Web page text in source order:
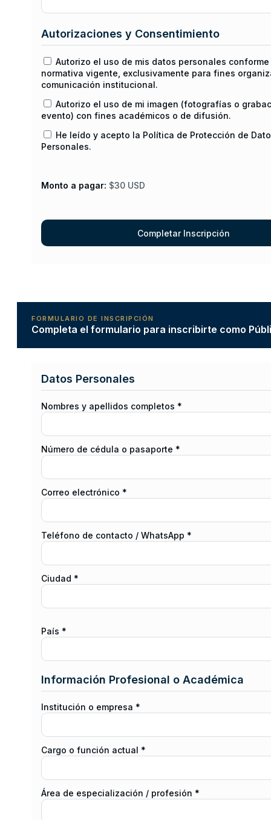
Autorizaciones y Consentimiento
Autorizo el uso de mis datos personales
normativa vigente, exclusivamente para fines
comunicación institucional.
Autorizo el uso de mi imagen (fotografías o
evento) con fines académicos o de difusión.
He leído y acepto la Política de Protección de
Personales.
Monto a pagar: $30 USD
FORMULARIO DE INSCRIPCIÓN
Completa el formulario para inscribirte como
Datos Personales
Nombres y apellidos completos *
Número de cédula o pasaporte *
Correo electrónico *
Teléfono de contacto / WhatsApp *
Ciudad *
País *
Información Profesional o Académica
Institución o empresa *
Cargo o función actual *
Área de especialización / profesión *